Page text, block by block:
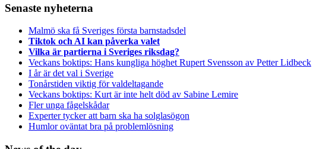
Senaste nyheterna
Malmö ska få Sveriges första barnstadsdel
Tiktok och AI kan påverka valet
Vilka är partierna i Sveriges riksdag?
Veckans boktips: Hans kungliga höghet Rupert Svensson av Petter Lidbeck
I år är det val i Sverige
Tonårstiden viktig för valdeltagande
Veckans boktips: Kurt är inte helt död av Sabine Lemire
Fler unga fågelskådar
Experter tycker att barn ska ha solglasögon
Humlor oväntat bra på problemlösning